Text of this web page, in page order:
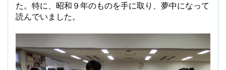
た。特に、昭和９年のものを手に取り、夢中になって
読んでいました。